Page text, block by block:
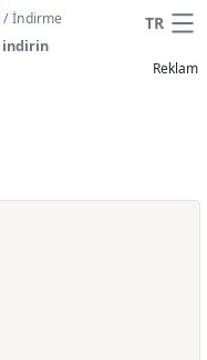
/İndirme TR
indirin
Reklam